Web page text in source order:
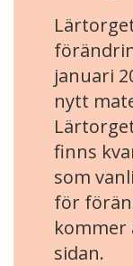
januari
nytt
finns
som
för
kommer
sidan.